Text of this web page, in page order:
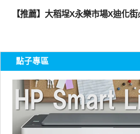
【推薦】大稻埕X永樂市場X迪化
點子專區